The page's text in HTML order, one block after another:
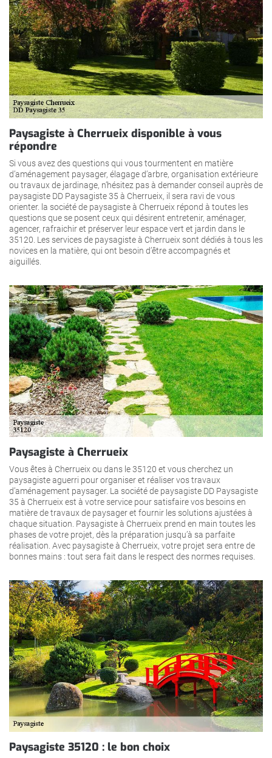
Paysagiste à Cherrueix disponible à vous
répondre
Si vous avez des questions qui vous tourmentent en matière
d’aménagement paysager, élagage d’arbre, organisation extérieure
ou travaux de jardinage, n’hésitez pas à demander conseil auprès de
paysagiste DD Paysagiste 35 à Cherrueix, il sera ravi de vous
orienter. la société de paysagiste à Cherrueix répond à toutes les
questions que se posent ceux qui désirent entretenir, aménager,
agencer, rafraichir et préserver leur espace vert et jardin dans le
35120. Les services de paysagiste à Cherrueix sont dédiés à tous les
novices en la matière, qui ont besoin d’être accompagnés et
aiguillés.
Paysagiste à Cherrueix
Vous êtes à Cherrueix ou dans le 35120 et vous cherchez un
paysagiste aguerri pour organiser et réaliser vos travaux
d’aménagement paysager. La société de paysagiste DD Paysagiste
35 à Cherrueix est à votre service pour satisfaire vos besoins en
matière de travaux de paysager et fournir les solutions ajustées à
chaque situation. Paysagiste à Cherrueix prend en main toutes les
phases de votre projet, dès la préparation jusqu’à sa parfaite
réalisation. Avec paysagiste à Cherrueix, votre projet sera entre de
bonnes mains : tout sera fait dans le respect des normes requises.
Paysagiste 35120 : le bon choix